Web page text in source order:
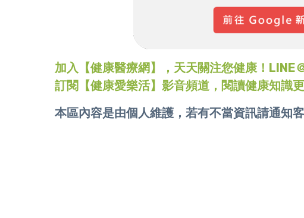
加入【健康醫療網】，天天關注您健康！
訂閱【健康愛樂活】影音頻道，閱讀健康知識
本區內容是由個人維護，若有不當資訊請通知